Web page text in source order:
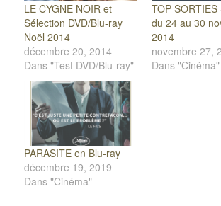
LE CYGNE NOIR et
Sélection DVD/Blu-ray
Noël 2014
décembre 20, 2014
Dans "Test DVD/Blu-ray"
TOP
du 24 au 30
2014
novembre 27,
Dans "Cinéma"
PARASITE en Blu-ray
décembre 19, 2019
Dans "Cinéma"